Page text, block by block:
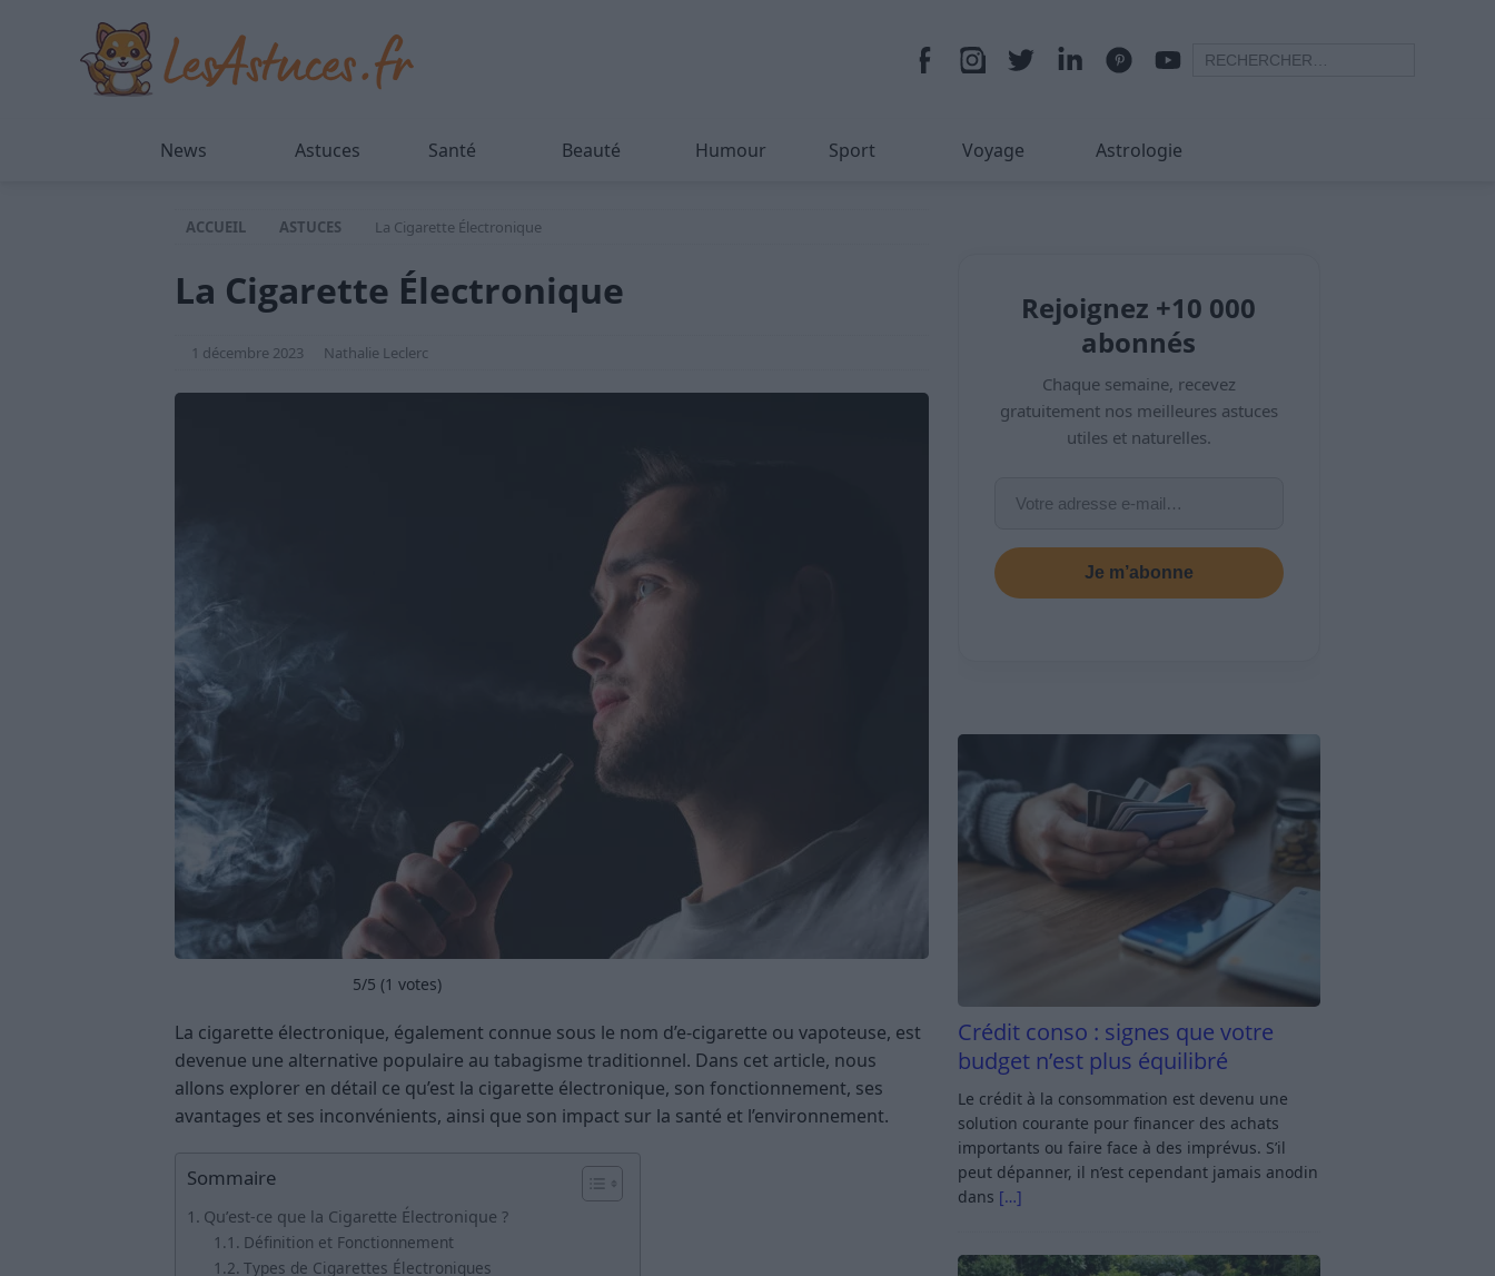
News Astuces Santé Beauté Humour Sport Voyage Astrologie
ACCUEIL ASTUCES La Cigarette Électronique
La Cigarette Électronique
1 décembre 2023 Nathalie Leclerc
5/5 (1 votes)
La cigarette électronique, également connue sous le nom d’e-cigarette ou vapoteuse, est
devenue une alternative populaire au tabagisme traditionnel. Dans cet article, nous
allons explorer en détail ce qu’est la cigarette électronique, son fonctionnement, ses
avantages et ses inconvénients, ainsi que son impact sur la santé et l’environnement.
Sommaire
Qu’est-ce que la Cigarette Électronique ?
Définition et Fonctionnement
Types de Cigarettes Électroniques
Rejoignez +10 000
abonnés
Chaque semaine, recevez
gratuitement nos meilleures astuces
utiles et naturelles.
Je m’abonne
Crédit conso : signes que votre
budget n’est plus équilibré
Le crédit à la consommation est devenu une
solution courante pour financer des achats
importants ou faire face à des imprévus. S’il
peut dépanner, il n’est cependant jamais anodin
dans […]